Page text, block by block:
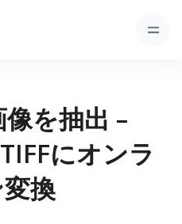
を抽出 –
にオンラ
換